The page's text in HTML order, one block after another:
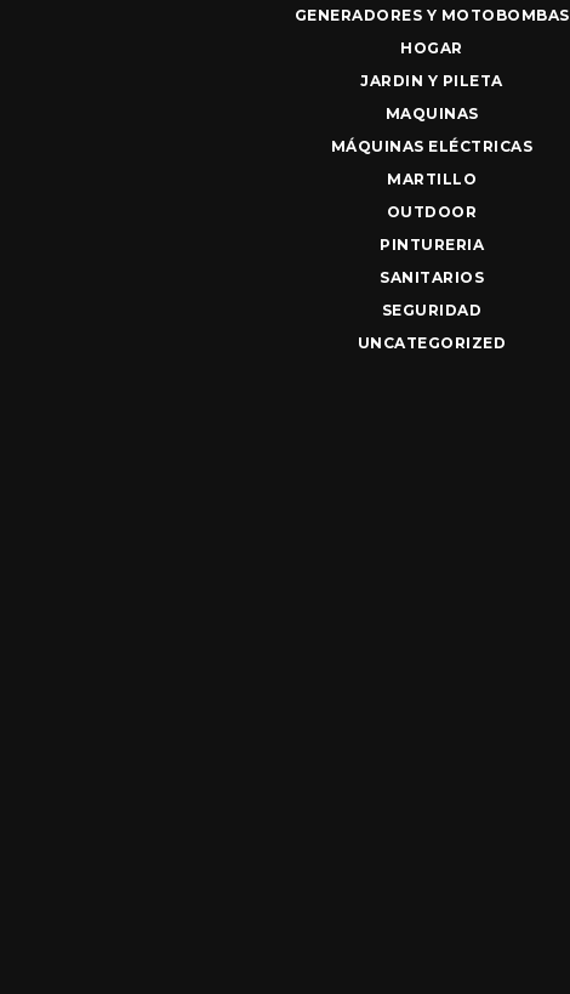
GENERADORES Y MOTOBOMBAS
HOGAR
JARDIN Y PILETA
MAQUINAS
MÁQUINAS ELÉCTRICAS
MARTILLO
OUTDOOR
PINTURERIA
SANITARIOS
SEGURIDAD
UNCATEGORIZED